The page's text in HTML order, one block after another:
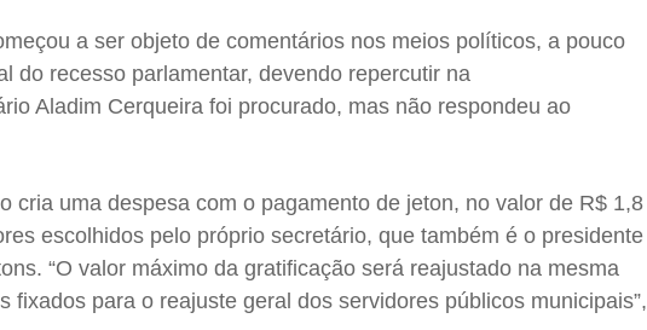
a ser objeto de comentários nos meios políticos, a pouco
do recesso parlamentar, devendo repercutir na
Aladim Cerqueira foi procurado, mas não respondeu ao
cria uma despesa com o pagamento de jeton, no valor de R$ 1,8
escolhidos pelo próprio secretário, que também é o presidente
“O valor máximo da gratificação será reajustado na mesma
fixados para o reajuste geral dos servidores públicos municipais”,